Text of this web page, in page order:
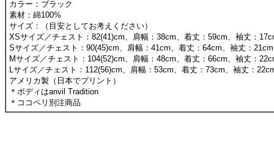
カラー：ブラック
素材：綿100%
サイズ：（目安としてお考えください）
XSサイズ／チェスト：82(41)cm、肩幅：38cm、着丈：59cm、袖丈：
Sサイズ／チェスト：90(45)cm、肩幅：41cm、着丈：64cm、袖丈：21cm
Mサイズ／チェスト：104(52)cm、肩幅：48cm、着丈：66cm、袖丈：
Lサイズ／チェスト：112(56)cm、肩幅：53cm、着丈：73cm、袖丈：
アメリカ製（日本でプリント）
＊ボディはanvil Tradition
＊ココペリ別注商品